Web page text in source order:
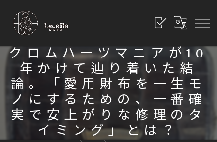
クロムハーツマニアが10
年かけて辿り着いた結
論。「愛用財布を一生モ
ノにするための、一番確
実で安上がりな修理のタ
イミング」とは？